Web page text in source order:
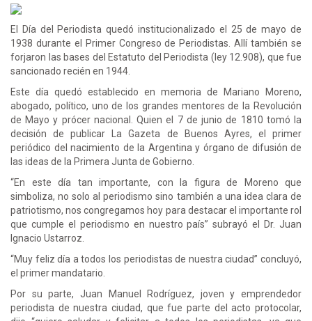
El Día del Periodista quedó institucionalizado el 25 de mayo de
1938 durante el Primer Congreso de Periodistas. Allí también se
forjaron las bases del Estatuto del Periodista (ley 12.908), que fue
sancionado recién en 1944.
Este día quedó establecido en memoria de Mariano Moreno,
abogado, político, uno de los grandes mentores de la Revolución
de Mayo y prócer nacional. Quien el 7 de junio de 1810 tomó la
decisión de publicar La Gazeta de Buenos Ayres, el primer
periódico del nacimiento de la Argentina y órgano de difusión de
las ideas de la Primera Junta de Gobierno.
“En este día tan importante, con la figura de Moreno que
simboliza, no solo al periodismo sino también a una idea clara de
patriotismo, nos congregamos hoy para destacar el importante rol
que cumple el periodismo en nuestro país” subrayó el Dr. Juan
Ignacio Ustarroz.
“Muy feliz día a todos los periodistas de nuestra ciudad” concluyó,
el primer mandatario.
Por su parte, Juan Manuel Rodríguez, joven y emprendedor
periodista de nuestra ciudad, que fue parte del acto protocolar,